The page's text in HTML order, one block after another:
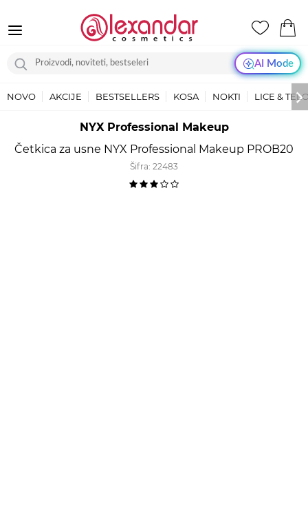
AI Mode
NOVO AKCIJE BESTSELLERS KOSA NOKTI LICE &
NYX Professional Makeup
Četkica za usne NYX Professional Makeup PROB20
Šifra: 22483